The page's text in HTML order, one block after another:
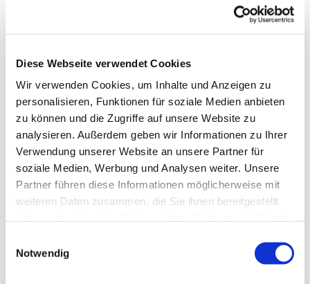
Diese Webseite verwendet Cookies
Wir verwenden Cookies, um Inhalte und Anzeigen zu
personalisieren, Funktionen für soziale Medien anbieten
zu können und die Zugriffe auf unsere Website zu
analysieren. Außerdem geben wir Informationen zu Ihrer
Verwendung unserer Website an unsere Partner für
soziale Medien, Werbung und Analysen weiter. Unsere
Partner führen diese Informationen möglicherweise mit
weiteren Daten zusammen, die Sie ihnen bereitgestellt
Notwendig
Dies könnte Sie auch interessieren